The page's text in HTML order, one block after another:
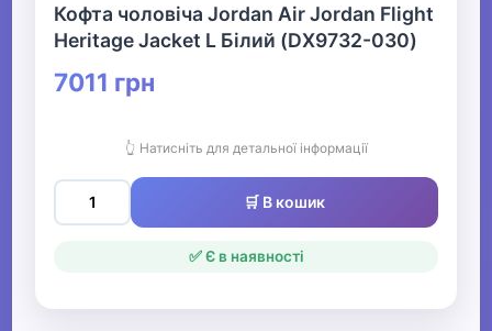
Кофта чоловіча Jordan Air Jordan Flight
Heritage Jacket L Білий (DX9732-030)
7011 грн
👆 Натисніть для детальної інформації
🛒 В кошик
✅ Є в наявності